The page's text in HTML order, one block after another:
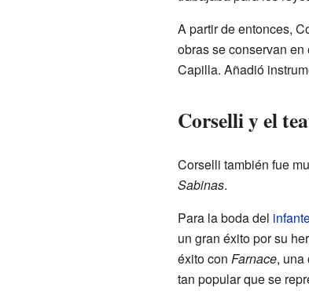
A partir de entonces,
obras se conservan
Capilla. Añadió
Corselli y el
Corselli también fue
Sabinas.
Para la boda del
un gran éxito por su
éxito con Farnace, una
tan popular que se